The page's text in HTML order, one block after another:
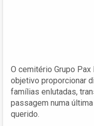
O cemitério Grupo
objetivo proporcionar
famílias enlutadas,
passagem numa
querido.